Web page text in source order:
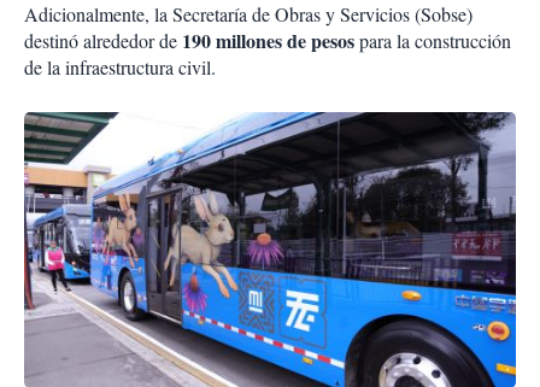
Adicionalmente, la Secretaría de Obras y Servicios (Sobse)
destinó alrededor de 190 millones de pesospara la construcción
de la infraestructura civil.